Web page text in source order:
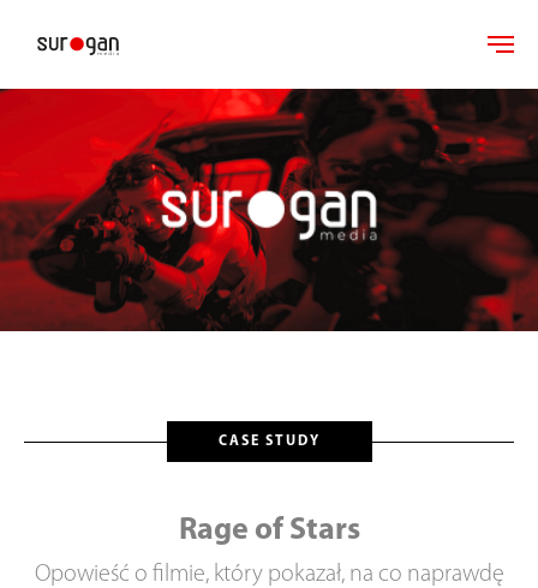
CASE STUDY
Rage of Stars
Opowieść o filmie, który pokazał, na co naprawdę